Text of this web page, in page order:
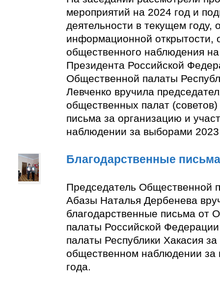
мероприятий на 2024 год и
деятельности в текущем году,
информационной открытости,
общественного наблюдения
Президента Российской
Общественной палаты
Левченко вручила
общественных палат
письма за организацию и
наблюдении за выборами 2023
Благодарственные письма
Председатель Общественной
Абазы Наталья Дербенева
благодарственные письма от
палаты Российской
палаты Республики Хакасия за
общественном наблюдении за
года.